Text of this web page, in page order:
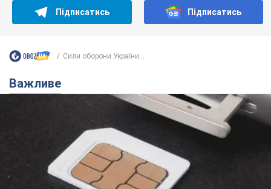
Підписатись Підписатись
Сили оборони України...
Важливе